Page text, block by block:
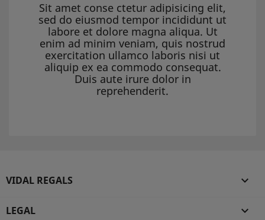
Sit amet conse ctetur adipisicing elit,
sed do eiusmod tempor incididunt ut
labore et dolore magna aliqua. Ut
enim ad minim veniam, quis nostrud
exercitation ullamco laboris nisi ut
aliquip ex ea commodo consequat.
Duis aute irure dolor in
reprehenderit.
VIDAL REGALS 
LEGAL 